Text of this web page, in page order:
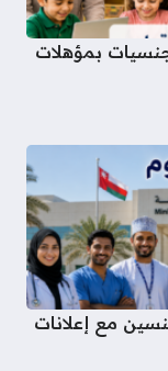
بمؤهلات
مع إعلانات